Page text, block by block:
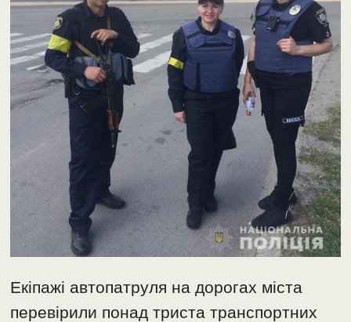
Екіпажі автопатруля на дорогах міста
перевірили понад триста транспортних